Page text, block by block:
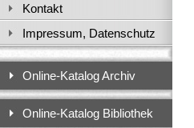
Kontakt
Impressum, Datenschutz
Online-Katalog Archiv
Online-Katalog Bibliothek